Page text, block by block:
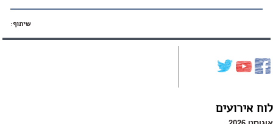
שיתוף:
לוח אירועים